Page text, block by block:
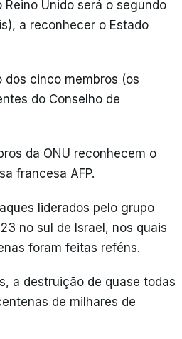
Unido será o segundo
a reconhecer o Estado
dos cinco membros (os
do Conselho de
da ONU reconhecem o
francesa AFP.
liderados pelo grupo
no sul de Israel, nos quais
foram feitas reféns.
a destruição de quase todas
de milhares de